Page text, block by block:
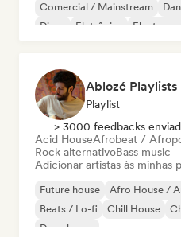
Comercial / Mainstream
Disco
Eletrônica Electro
Ablozé Playlists
Playlist
> 3000 feedbacks
Acid HouseAfrobeat /
Rock alternativoBass music
Adicionar artistas às minhas
Future house Afro House /
Beats / Lo-fi
Chill House
Deep house